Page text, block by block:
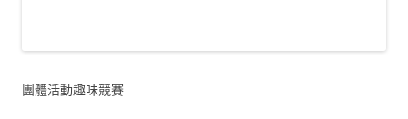
團體活動趣味競賽